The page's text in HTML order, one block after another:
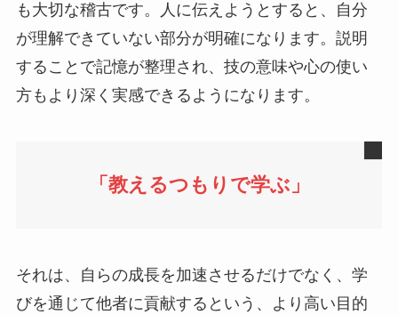
も大切な稽古です。人に伝えようとすると、自分
が理解できていない部分が明確になります。説明
することで記憶が整理され、技の意味や心の使い
方もより深く実感できるようになります。
「教えるつもりで学ぶ」
それは、自らの成長を加速させるだけでなく、学
びを通じて他者に貢献するという、より高い目的